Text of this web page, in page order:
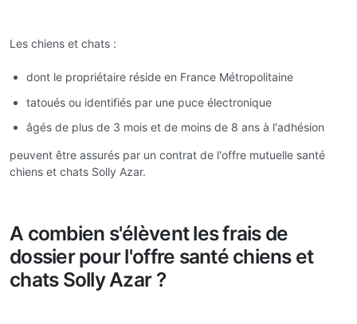
Les chiens et chats :
dont le propriétaire réside en France Métropolitaine
tatoués ou identifiés par une puce électronique
âgés de plus de 3 mois et de moins de 8 ans à l'adhésion
peuvent être assurés par un contrat de l'offre mutuelle santé
chiens et chats Solly Azar.
A combien s'élèvent les frais de
dossier pour l'offre santé chiens et
chats Solly Azar ?